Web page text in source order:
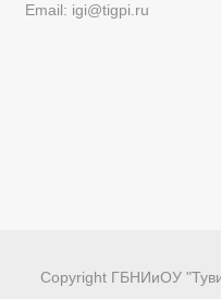
Email: igi@tigpi.ru
Copyright ГБНИиОУ